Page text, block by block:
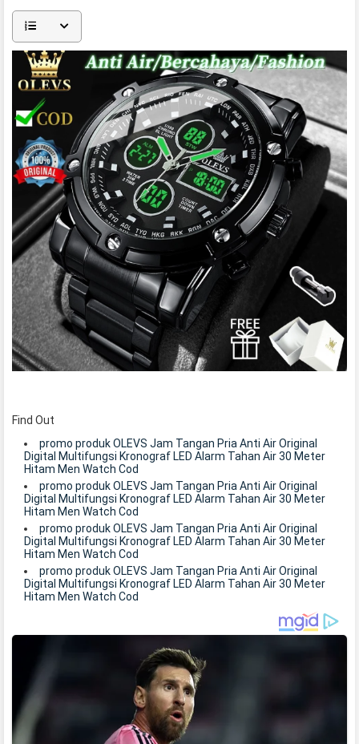
Find Out
promo produk OLEVS Jam Tangan Pria Anti Air Original
Digital Multifungsi Kronograf LED Alarm Tahan Air 30 Meter
Hitam Men Watch Cod
promo produk OLEVS Jam Tangan Pria Anti Air Original
Digital Multifungsi Kronograf LED Alarm Tahan Air 30 Meter
Hitam Men Watch Cod
promo produk OLEVS Jam Tangan Pria Anti Air Original
Digital Multifungsi Kronograf LED Alarm Tahan Air 30 Meter
Hitam Men Watch Cod
promo produk OLEVS Jam Tangan Pria Anti Air Original
Digital Multifungsi Kronograf LED Alarm Tahan Air 30 Meter
Hitam Men Watch Cod